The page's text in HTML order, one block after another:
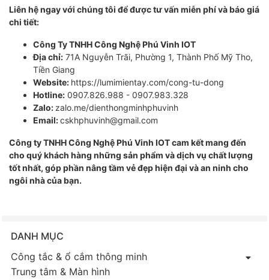
Liên hệ ngay với chúng tôi để được tư vấn miễn phí và báo giá
chi tiết:
Công Ty TNHH Công Nghệ Phú Vinh IOT
Địa chỉ: 71A Nguyễn Trãi, Phường 1, Thành Phố Mỹ Tho,
Tiền Giang
Website: https://lumimientay.com/cong-tu-dong
Hotline: 0907.826.988 - 0907.983.328
Zalo: zalo.me/dienthongminhphuvinh
Email:cskhphuvinh@gmail.com
Công ty TNHH Công Nghệ Phú Vinh IOT cam kết mang đến
cho quý khách hàng những sản phẩm và dịch vụ chất lượng
tốt nhất, góp phần nâng tầm vẻ đẹp hiện đại và an ninh cho
ngôi nhà của bạn.
DANH MỤC
Công tắc & ổ cắm thông minh
Trung tâm & Màn hình